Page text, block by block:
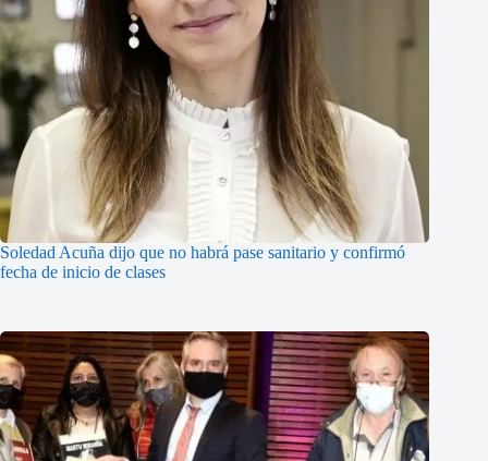
Soledad Acuña dijo que no habrá pase sanitario y confirmó
fecha de inicio de clases